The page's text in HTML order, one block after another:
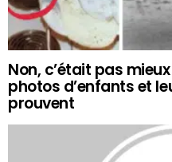
Non, c’était pas
photos d’enfants et
prouvent